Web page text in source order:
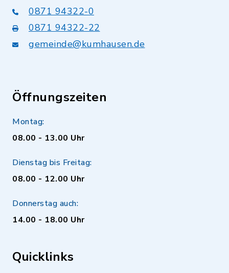
0871 94322-0
0871 94322-22
gemeinde@kumhausen.de
Öffnungszeiten
Montag:
08.00 - 13.00 Uhr
Dienstag bis Freitag:
08.00 - 12.00 Uhr
Donnerstag auch:
14.00 - 18.00 Uhr
Quicklinks